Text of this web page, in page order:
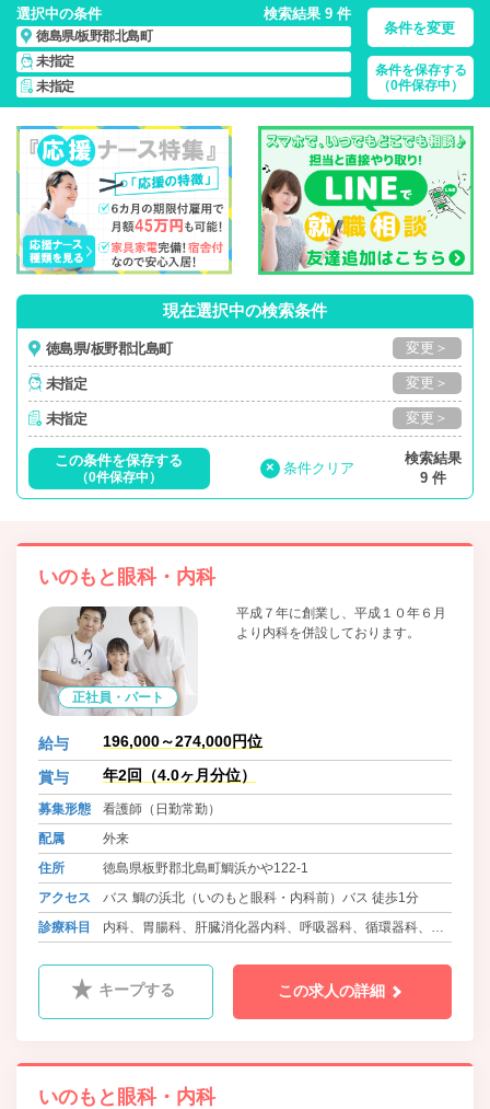
選択中の条件 検索結果 9 件
徳島県/板野郡北島町
未指定
未指定
条件を変更
条件を保存する
（0件保存中）
徳島県/板野郡北島町/正社員・パート・応援ナース・派遣の
看護師求人・派遣・転職・募集一覧
現在選択中の検索条件
徳島県/板野郡北島町 変更＞
未指定 変更＞
未指定 変更＞
この条件を保存する
（0件保存中）
× 条件クリア
検索結果
9 件
いのもと眼科・内科
正社員・パート
平成７年に創業し、平成１０年６月
より内科を併設しております。
給与 196,000～274,000円位
賞与 年2回（4.0ヶ月分位）
募集形態
看護師（日勤常勤）
配属
外来
住所
徳島県板野郡北島町鯛浜かや122-1
アクセス
バス 鯛の浜北（いのもと眼科・内科前）バス 徒歩1分
診療科目
内科、胃腸科、肝臓消化器内科、呼吸器科、循環器科、眼
キープする この求人の詳細
いのもと眼科・内科